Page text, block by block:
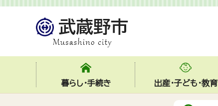
暮らし・手続き 出産・子ども・教育